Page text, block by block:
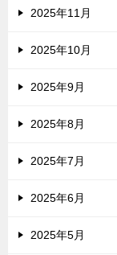
2025年11月
2025年10月
2025年9月
2025年8月
2025年7月
2025年6月
2025年5月